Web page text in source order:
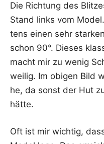
Die Rich­tung des
Stand links vom
tens einen sehr
schon 90°. Die­ses
macht mir zu wenig
wei­lig. Im obi­gen Bild
he, da sonst der Hut
hätte.
Oft ist mir wich­tig,